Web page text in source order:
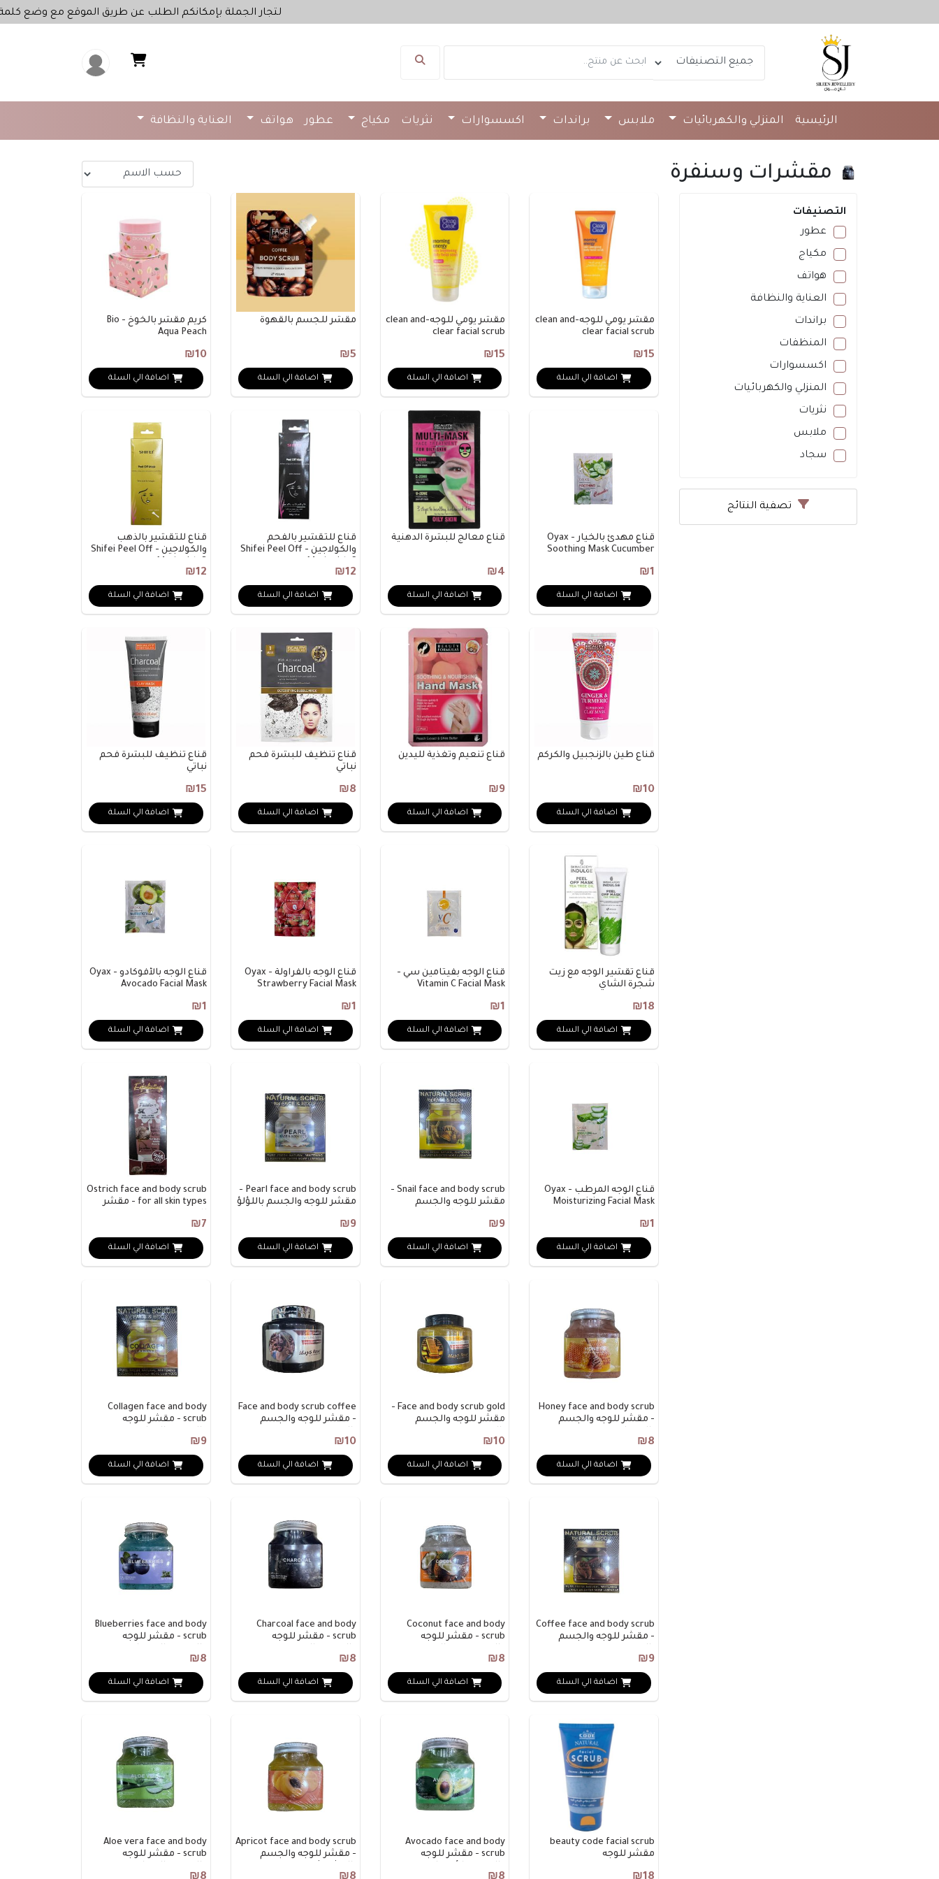
لتجار الجملة بإمكانكم الطلب عن طريق الموقع مع وضع كلمة "جملة"
الرئيسية المنزلي والكهربائيات ملابس براندات اكسسوارات نثريات مكياج عطور هواتف العناية والنظافة
مقشرات وسنفرة
التصنيفات
عطور
مكياج
هواتف
العناية والنظافة
براندات
المنظفات
اكسسوارات
المنزلي والكهربائيات
نثريات
ملابس
سجاد
تصفية النتائج
مقشر يومي للوجه-clean and
clear facial scrub
₪15
اضافة الي السلة
مقشر يومي للوجه-clean and
clear facial scrub
₪15
اضافة الي السلة
‏مقشر للجسم بالقهوة
₪5
اضافة الي السلة
كريم مقشر بالخوخ - Bio
Aqua Peach
₪10
اضافة الي السلة
قناع مهدئ بالخيار - Oyax
Soothing Mask Cucumber
₪1
اضافة الي السلة
قناع معالج للبشرة الدهنية
₪4
اضافة الي السلة
قناع للتقشير بالفحم
والكولاجين - Shifei Peel Off
₪12
اضافة الي السلة
قناع للتقشير بالذهب
والكولاجين - Shifei Peel Off
₪12
اضافة الي السلة
قناع طين بالزنجبيل والكركم
₪10
اضافة الي السلة
قناع تنعيم وتغذية لليدين
₪9
اضافة الي السلة
قناع تنظيف للبشرة فحم
نباتي
₪8
اضافة الي السلة
قناع تنظيف للبشرة فحم
نباتي
₪15
اضافة الي السلة
‏قناع تقشير الوجه مع زيت
شجرة الشاي
₪18
اضافة الي السلة
قناع الوجه بفيتامين سي -
Vitamin C Facial Mask
₪1
اضافة الي السلة
قناع الوجه بالفراولة - Oyax
Strawberry Facial Mask
₪1
اضافة الي السلة
قناع الوجه بالأفوكادو - Oyax
Avocado Facial Mask
₪1
اضافة الي السلة
قناع الوجه المرطب - Oyax
Moisturizing Facial Mask
₪1
اضافة الي السلة
Snail face and body scrub -
مقشر للوجه والجسم
₪9
اضافة الي السلة
Pearl face and body scrub -
مقشر للوجه والجسم باللؤلؤ
₪9
اضافة الي السلة
Ostrich face and body scrub
for all skin types - مقشر
₪7
اضافة الي السلة
Honey face and body scrub
- مقشر للوجه والجسم
₪8
اضافة الي السلة
Face and body scrub gold -
مقشر للوجه والجسم
₪10
اضافة الي السلة
Face and body scrub coffee
- مقشر للوجه والجسم
₪10
اضافة الي السلة
Collagen face and body
scrub - مقشر للوجه
₪9
اضافة الي السلة
Coffee face and body scrub
- مقشر للوجه والجسم
₪9
اضافة الي السلة
Coconut face and body
scrub - مقشر للوجه
₪8
اضافة الي السلة
Charcoal face and body
scrub - مقشر للوجه
₪8
اضافة الي السلة
Blueberries face and body
scrub - مقشر للوجه
₪8
اضافة الي السلة
beauty code facial scrub
مقشر للوجه
Avocado face and body
scrub - مقشر للوجه
Apricot face and body scrub
- مقشر للوجه والجسم
Aloe vera face and body
scrub - مقشر للوجه
مساعد تاج مول